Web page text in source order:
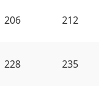
206 212
228 235